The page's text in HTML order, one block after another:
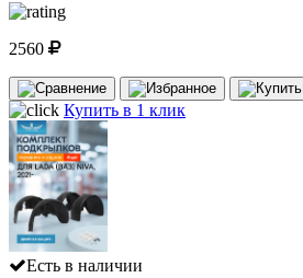
2560
Купить в 1 клик
Есть в наличии